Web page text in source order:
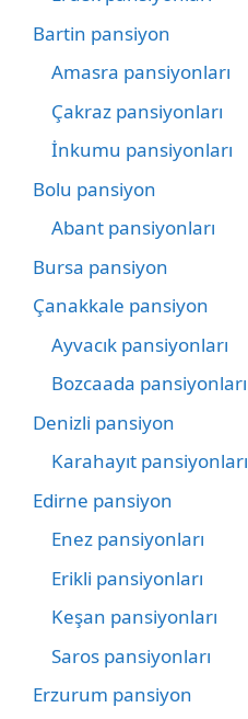
Bartin pansiyon
Amasra pansiyonları
Çakraz pansiyonları
İnkumu pansiyonları
Bolu pansiyon
Abant pansiyonları
Bursa pansiyon
Çanakkale pansiyon
Ayvacık pansiyonları
Bozcaada pansiyonları
Denizli pansiyon
Karahayıt pansiyonları
Edirne pansiyon
Enez pansiyonları
Erikli pansiyonları
Keşan pansiyonları
Saros pansiyonları
Erzurum pansiyon